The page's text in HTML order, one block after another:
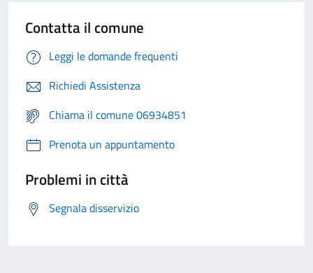
Contatta il comune
Leggi le domande frequenti
Richiedi Assistenza
Chiama il comune 06934851
Prenota un appuntamento
Problemi in città
Segnala disservizio